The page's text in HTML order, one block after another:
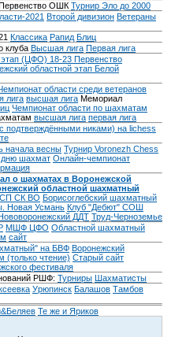
ОШК Турнир Эло до 2000
2021 Второй дивизион Ветераны
Классика Рапид Блиц
клуба Высшая лига Первая лига
этап (ЦФО) 18-23 Первенство
областной этап Белой
области среди ветеранов
лига высшая лига Мемориал
Чемпионат области по шахматам
высшая лига первая лига
подтверждёнными никами) на lichess
начала весны Турнир Voronezh Chess
дню шахмат Онлайн-чемпионат
о шахматах в Воронежской
областной шахматный
СК ВО Борисоглебский шахматный
Новая Усмань Клуб "Дебют" СОШ
ДДТ Труд-Черноземье
МШФ ЦФО Областной шахматный
сайт
на БВФ Воронежский
(только чтение) Старый сайт
фестиваля
РШФ: Турниры Шахматисты
Урюпинск Балашов Тамбов
Те же и Яриков